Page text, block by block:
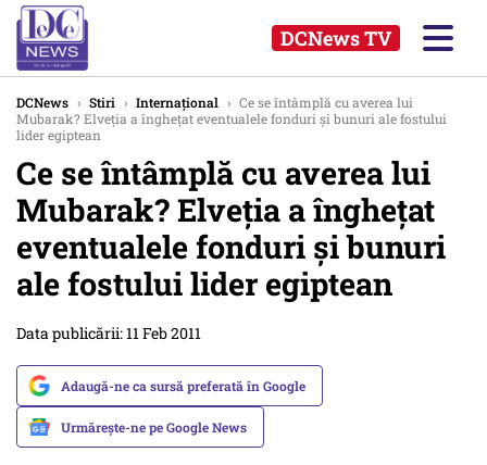
DCNews TV
DCNews › Stiri › Internațional › Ce se întâmplă cu averea lui
Mubarak? Elveţia a îngheţat eventualele fonduri şi bunuri ale fostului
lider egiptean
Ce se întâmplă cu averea lui
Mubarak? Elveţia a îngheţat
eventualele fonduri şi bunuri
ale fostului lider egiptean
Data publicării: 11 Feb 2011
Adaugă-ne ca sursă preferată în Google
Urmărește-ne pe Google News